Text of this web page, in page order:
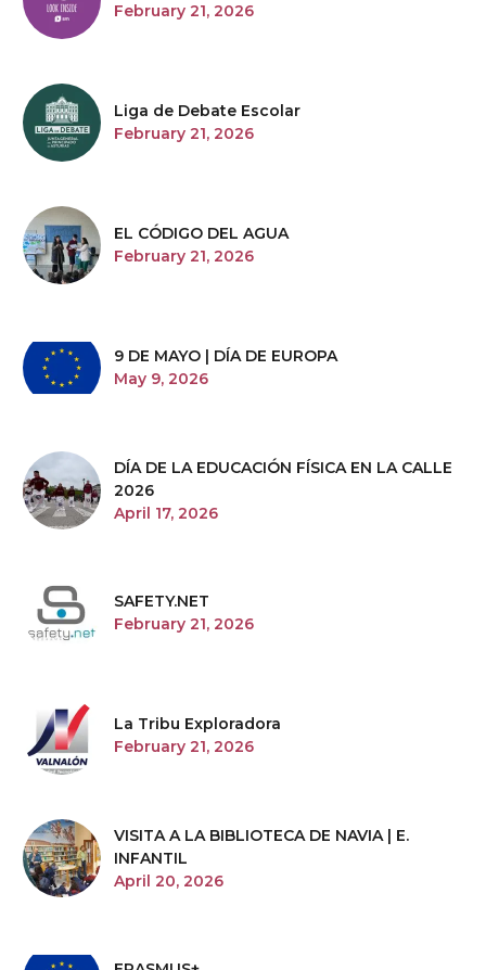
February 21, 2026
Liga de Debate Escolar
February 21, 2026
EL CÓDIGO DEL AGUA
February 21, 2026
9 DE MAYO | DÍA DE EUROPA
May 9, 2026
DÍA DE LA EDUCACIÓN FÍSICA EN LA CALLE
2026
April 17, 2026
SAFETY.NET
February 21, 2026
La Tribu Exploradora
February 21, 2026
VISITA A LA BIBLIOTECA DE NAVIA | E.
INFANTIL
April 20, 2026